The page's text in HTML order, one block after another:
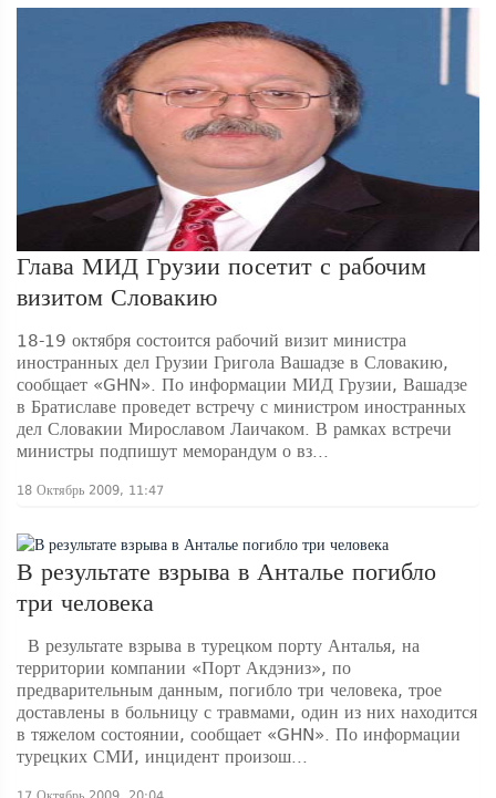
Глава МИД Грузии посетит с рабочим
визитом Словакию
18-19 октября состоится рабочий визит министра
иностранных дел Грузии Григола Вашадзе в Словакию,
сообщает «GHN». По информации МИД Грузии, Вашадзе
в Братиславе проведет встречу с министром иностранных
дел Словакии Мирославом Лаичаком. В рамках встречи
министры подпишут меморандум о вз...
18 Октябрь 2009, 11:47
В результате взрыва в Анталье погибло
три человека
В результате взрыва в турецком порту Анталья, на
территории компании «Порт Акдэниз», по
предварительным данным, погибло три человека, трое
доставлены в больницу с травмами, один из них находится
в тяжелом состоянии, сообщает «GHN». По информации
турецких СМИ, инцидент произош...